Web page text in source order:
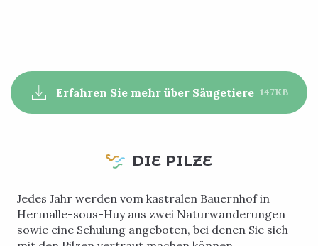
Erfahren Sie mehr über Säugetiere 147KB
DIE PILZE
Jedes Jahr werden vom kastralen Bauernhof in
Hermalle-sous-Huy aus zwei Naturwanderungen
sowie eine Schulung angeboten, bei denen Sie sich